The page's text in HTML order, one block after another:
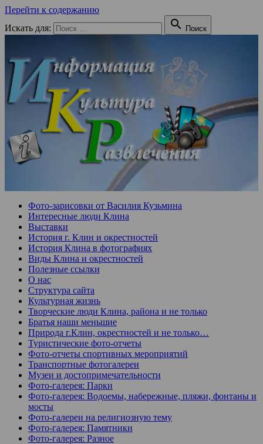
Перейти к содержанию
Искать для:
 Поиск
Фото-зарисовки от Василия Кузьмина
Интересные люди Клина
Выставки
История г. Клин и окрестностей
История Клина в фотографиях
Виды Клина и окрестностей
Полезные ссылки
О нас
Структура сайта
Культурная жизнь
Творческие люди Клина, района и не только
Братья наши меньшие
Природа г.Клин, окрестностей и не только…
Туристические фото-отчеты
Фото-отчеты спортивных мероприятий
Транспортные фотогалереи
Музеи и достопримечательности
Фото-галерея: Парки
Фото-галерея: Водоемы, набережные, пляжи, фонтаны и
мосты
Фото-галереи на религиозную тему
Фото-галерея: Памятники
Фото-галерея: Разное